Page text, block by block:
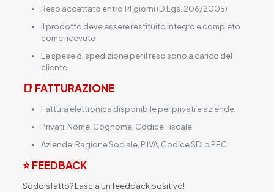
Reso accettato entro 14 giorni (D.Lgs. 206/2005)
Il prodotto deve essere restituito integro e completo
come ricevuto
Le spese di spedizione per il reso sono a carico del
cliente
📑 FATTURAZIONE
Fattura elettronica disponibile per privati e aziende
Privati: Nome, Cognome, Codice Fiscale
Aziende: Ragione Sociale, P.IVA, Codice SDI o PEC
⭐ FEEDBACK
Soddisfatto? Lascia un feedback positivo!